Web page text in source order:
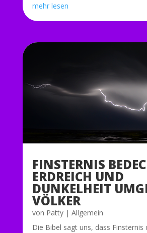
mehr lesen
FINSTERNIS
ERDREICH UND
DUNKELHEIT
VÖLKER
von Patty| Allgemein
Die Bibel sagt uns, dass Finsternis